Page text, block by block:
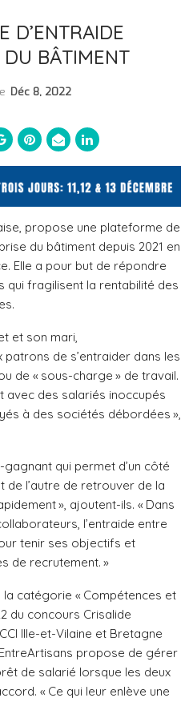
D’ENTRAIDE
DU BÂTIMENT
Déc 8, 2022
propose une plateforme de
du bâtiment depuis 2021 en
Elle a pour but de répondre
qui fragilisent la rentabilité des
et son mari,
de s’entraider dans les
de « sous-charge » de travail.
avec des salariés inoccupés
à des sociétés débordées »,
qui permet d’un côté
de l’autre de retrouver de la
», ajoutent-ils. « Dans
l’entraide entre
tenir ses objectifs et
de recrutement. »
la catégorie « Compétences et
du concours Crisalide
Ille-et-Vilaine et Bretagne
propose de gérer
de salarié lorsque les deux
« Ce qui leur enlève une